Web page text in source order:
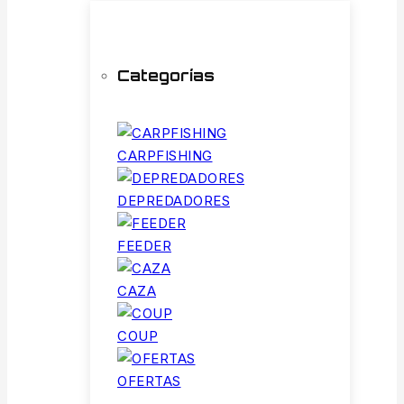
Categorías
CARPFISHING
DEPREDADORES
FEEDER
CAZA
COUP
OFERTAS